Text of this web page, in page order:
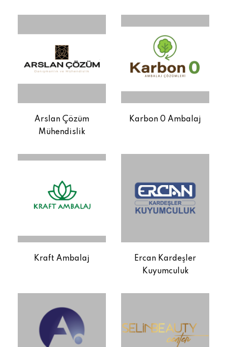
Arslan Çözüm
Mühendislik
Karbon 0 Ambalaj
Kraft Ambalaj
Ercan Kardeşler
Kuyumculuk